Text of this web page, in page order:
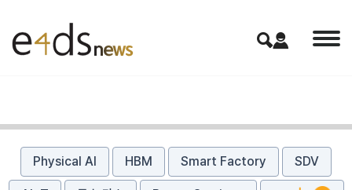
Physical AI HBM Smart Factory SDV